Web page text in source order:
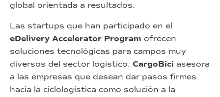
global orientada a resultados.
Las startups que han participado en el
eDelivery Accelerator Program ofrecen
soluciones tecnológicas para campos muy
diversos del sector logístico. CargoBici asesora
a las empresas que desean dar pasos firmes
hacia la ciclologística como solución a la